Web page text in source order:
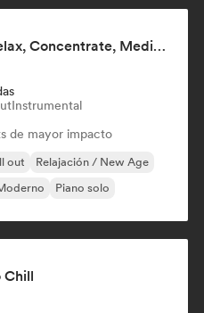
Chillscapes ~ Relax, Concentrate, Meditate, Sleep, Dream
Instrumental
de mayor impacto
out
Relajación / New Age
Piano solo
Chill